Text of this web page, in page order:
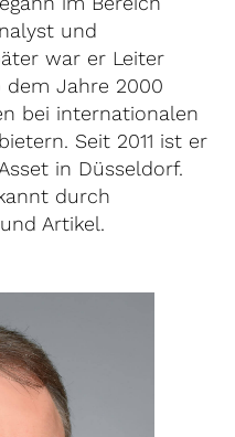
und
war er Leiter
dem Jahre 2000
bei internationalen
Seit 2011 ist er
in Düsseldorf.
durch
Artikel.